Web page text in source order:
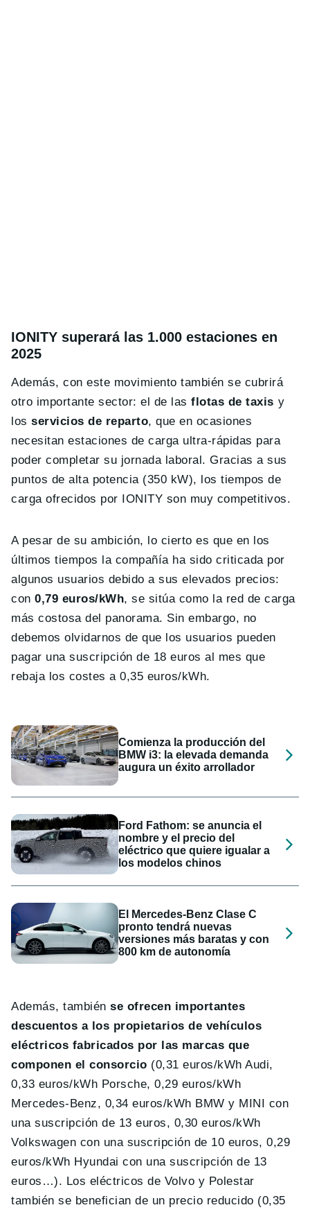
IONITY superará las 1.000 estaciones en
2025
Además, con este movimiento también se cubrirá
otro importante sector: el de las flotas de taxis y
losservicios de reparto, que en ocasiones
necesitan estaciones de carga ultra-rápidas para
poder completar su jornada laboral. Gracias a sus
puntos de alta potencia (350 kW), los tiempos de
carga ofrecidos por IONITY son muy competitivos.
A pesar de su ambición, lo cierto es que en los
últimos tiempos la compañía ha sido criticada por
algunos usuarios debido a sus elevados precios:
con0,79 euros/kWh, se sitúa como la red de carga
más costosa del panorama. Sin embargo, no
debemos olvidarnos de que los usuarios pueden
pagar una suscripción de 18 euros al mes que
rebaja los costes a 0,35 euros/kWh.
Comienza la producción del
BMW i3: la elevada demanda
augura un éxito arrollador
Ford Fathom: se anuncia el
nombre y el precio del
eléctrico que quiere igualar a
los modelos chinos
El Mercedes-Benz Clase C
pronto tendrá nuevas
versiones más baratas y con
800 km de autonomía
Además, tambiénse ofrecen importantes
descuentos a los propietarios de vehículos
eléctricos fabricados por las marcas que
componen el consorcio (0,31 euros/kWh Audi,
0,33 euros/kWh Porsche, 0,29 euros/kWh
Mercedes-Benz, 0,34 euros/kWh BMW y MINI con
una suscripción de 13 euros, 0,30 euros/kWh
Volkswagen con una suscripción de 10 euros, 0,29
euros/kWh Hyundai con una suscripción de 13
euros…). Los eléctricos de Volvo y Polestar
también se benefician de un precio reducido (0,35